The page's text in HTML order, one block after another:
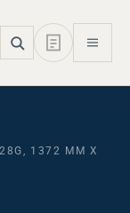
1372 MM X